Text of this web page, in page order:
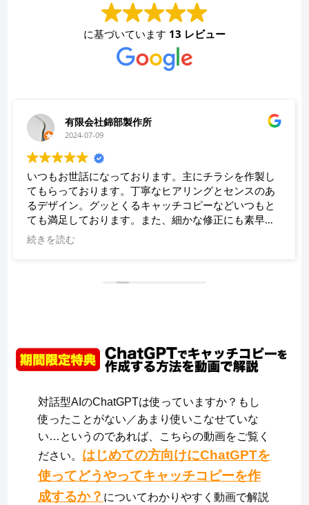
に基づいています 13 レビュー
有限会社錦部製作所
2024-07-09
いつもお世話になっております。主にチラシを作製し
てもらっております。丁寧なヒアリングとセンスのあ
るデザイン。グッとくるキャッチコピーなどいつもと
ても満足しております。また、細かな修正にも素早く
対応していただき、助かっております。
続きを読む
対話型AIのChatGPTは使っていますか？もし
使ったことがない／あまり使いこなせていな
い…というのであれば、こちらの動画をご覧く
ださい。 はじめての方向けにChatGPTを
使ってどうやってキャッチコピーを作
成するか？ についてわかりやすく動画で解説